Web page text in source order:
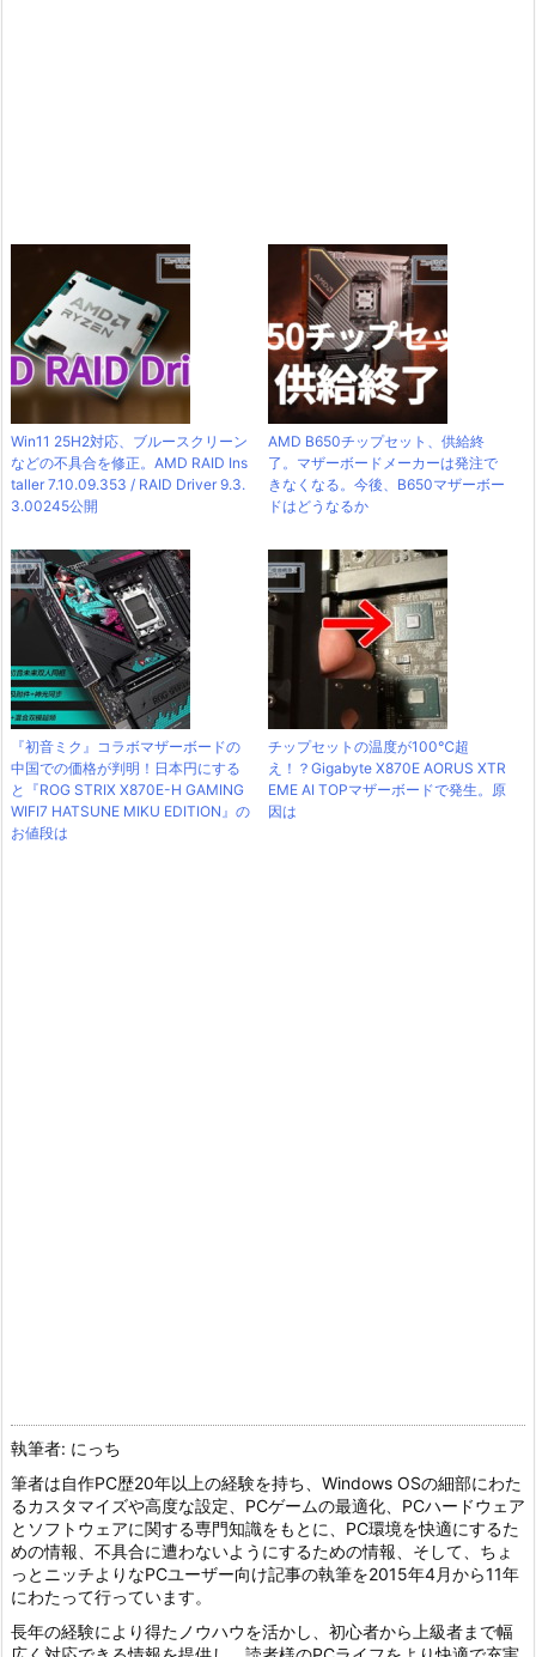
Win11 25H2対応、ブルースクリーン
などの不具合を修正。AMD RAID Ins
taller 7.10.09.353 / RAID Driver 9.3.
3.00245公開
AMD B650チップセット、供給終
了。マザーボードメーカーは発注で
きなくなる。今後、B650マザーボー
ドはどうなるか
『初音ミク』コラボマザーボードの
中国での価格が判明！日本円にする
と『ROG STRIX X870E-H GAMING
WIFI7 HATSUNE MIKU EDITION』の
お値段は
チップセットの温度が100℃超
え！？Gigabyte X870E AORUS XTR
EME AI TOPマザーボードで発生。原
因は
執筆者: にっち
筆者は自作PC歴20年以上の経験を持ち、Windows OSの細部にわた
るカスタマイズや高度な設定、PCゲームの最適化、PCハードウェア
とソフトウェアに関する専門知識をもとに、PC環境を快適にするた
めの情報、不具合に遭わないようにするための情報、そして、ちょ
っとニッチよりなPCユーザー向け記事の執筆を2015年4月から11年
にわたって行っています。
長年の経験により得たノウハウを活かし、初心者から上級者まで幅